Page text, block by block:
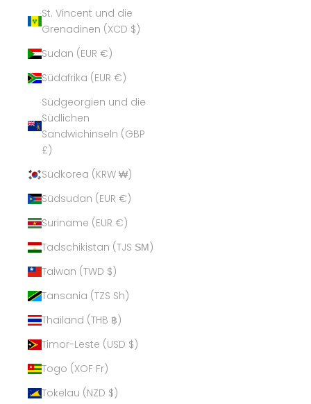
St. Vincent und die
Grenadinen (XCD $)
Sudan (EUR €)
Südafrika (EUR €)
Südgeorgien und die
Südlichen
Sandwichinseln (GBP
£)
Südkorea (KRW ₩)
Südsudan (EUR €)
Suriname (EUR €)
Tadschikistan (TJS ЅМ)
Taiwan (TWD $)
Tansania (TZS Sh)
Thailand (THB ฿)
Timor-Leste (USD $)
Togo (XOF Fr)
Tokelau (NZD $)